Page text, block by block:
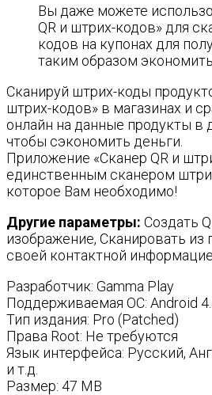
Вы даже можете
QR и штрих-кодов» для
кодов на купонах для
таким образом
Сканируй штрих-коды
штрих-кодов» в магазинах и
онлайн на данные продукты в
чтобы сэкономить деньги.
Приложение «Сканер QR и
единственным сканером
которое Вам необходимо!
Другие параметры: Создать
изображение, Сканировать из
своей контактной
Разработчик: Gamma Play
Поддерживаемая ОС: Android
Тип издания: Pro (Patched)
Права Root: Не требуются
Язык интерфейса: Русский,
и т.д.
Размер: 47 MB